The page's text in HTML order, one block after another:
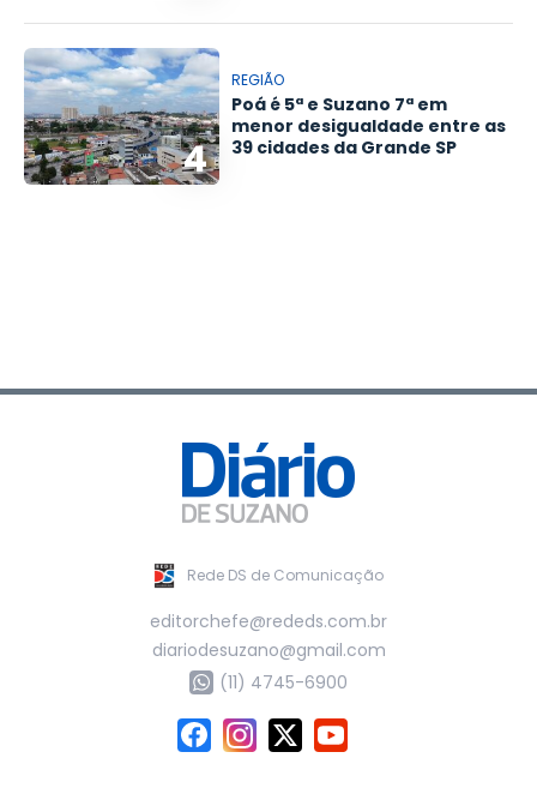
4
REGIÃO
Poá é 5ª e Suzano 7ª em
menor desigualdade entre as
39 cidades da Grande SP
Rede DS de Comunicação
editorchefe@rededs.com.br
diariodesuzano@gmail.com
(11) 4745-6900